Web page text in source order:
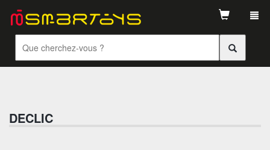
DECLIC